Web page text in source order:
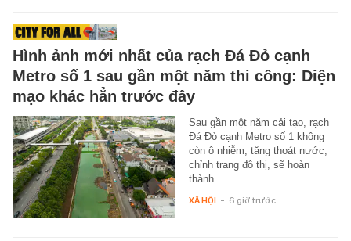
Hình ảnh mới nhất của rạch Đá Đỏ cạnh
Metro số 1 sau gần một năm thi công: Diện
mạo khác hẳn trước đây
Sau gần một năm cải tạo, rạch
Đá Đỏ cạnh Metro số 1 không
còn ô nhiễm, tăng thoát nước,
chỉnh trang đô thị, sẽ hoàn
thành…
XÃ HỘI - 6 giờ trước